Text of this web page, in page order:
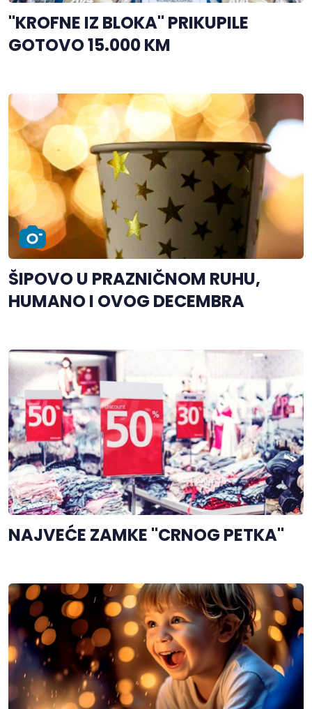
"KROFNE IZ BLOKA" PRIKUPILE
GOTOVO 15.000 KM
ŠIPOVO U PRAZNIČNOM RUHU,
HUMANO I OVOG DECEMBRA
NAJVEĆE ZAMKE "CRNOG PETKA"